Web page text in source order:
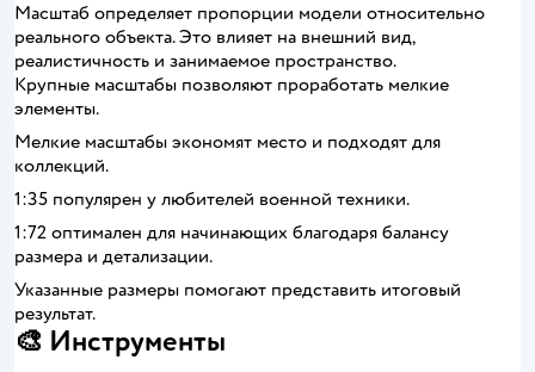
Масштаб определяет пропорции модели относительно
реального объекта. Это влияет на внешний вид,
реалистичность и занимаемое пространство.
Крупные масштабы позволяют проработать мелкие
элементы.
Мелкие масштабы экономят место и подходят для
коллекций.
1:35 популярен у любителей военной техники.
1:72 оптимален для начинающих благодаря балансу
размера и детализации.
Указанные размеры помогают представить итоговый
результат.
🎨 Инструменты